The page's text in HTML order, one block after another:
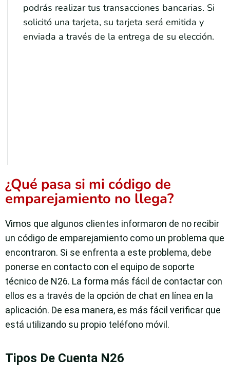
podrás realizar tus transacciones bancarias. Si
solicitó una tarjeta, su tarjeta será emitida y
enviada a través de la entrega de su elección.
¿Qué pasa si mi código de
emparejamiento no llega?
Vimos que algunos clientes informaron de no recibir
un código de emparejamiento como un problema que
encontraron. Si se enfrenta a este problema, debe
ponerse en contacto con el equipo de soporte
técnico de N26. La forma más fácil de contactar con
ellos es a través de la opción de chat en línea en la
aplicación. De esa manera, es más fácil verificar que
está utilizando su propio teléfono móvil.
Tipos De Cuenta N26